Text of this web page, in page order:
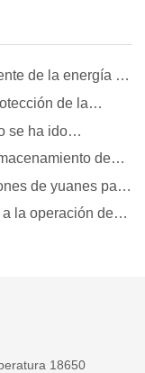
de la energía de
su presión
de la
se ha ido
de
de yuanes para
la operación de
18650